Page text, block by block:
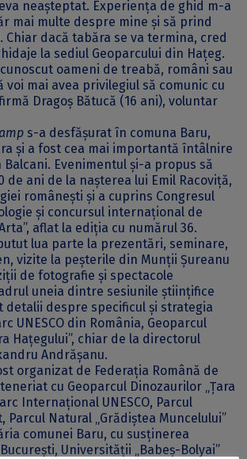
neaşteptat. Experiența de ghid m-a
mai multe despre mine şi să prind
Chiar dacă tabăra se va termina, cred
la sediul Geoparcului din Hațeg.
oameni de treabă, români sau
voi mai avea privilegiul să comunic cu
Dragoș Bătucă (16 ani), voluntar
s-a desfășurat în comuna Baru,
și a fost cea mai importantă întâlnire
Evenimentul și-a propus să
de ani de la nașterea lui Emil Racoviță,
românești și a cuprins Congresul
și concursul internațional de
aflat la ediția cu numărul 36.
lua parte la prezentări, seminare,
vizite la peșterile din Munții Șureanu
de fotografie și spectacole
uneia dintre sesiunile științifice
detalii despre specificul și strategia
UNESCO din România, Geoparcul
Hațegului”, chiar de la directorul
Andrășanu.
organizat de Federația Română de
cu Geoparcul Dinozaurilor „Țara
Internațional UNESCO, Parcul
Parcul Natural „Grădiștea Muncelului”
comunei Baru, cu susținerea
Universității „Babeș-Bolyai”